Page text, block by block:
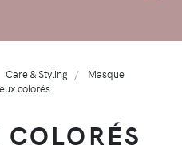
Care & Styling
Masque
colorés